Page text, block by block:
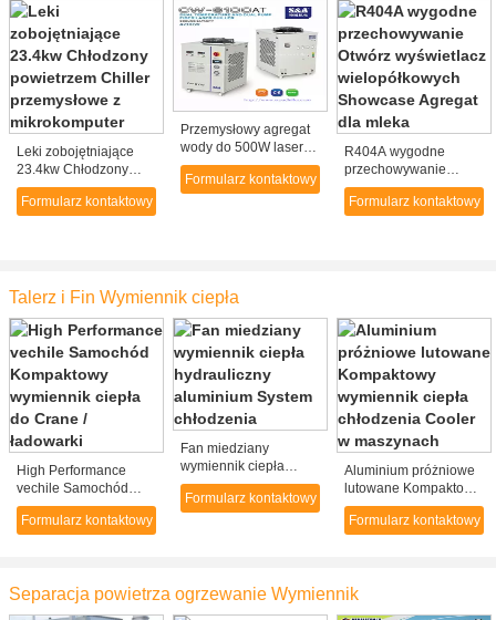
Leki zobojętniające
23.4kw Chłodzony
powietrzem Chiller
przemysłowe z
Formularz kontaktowy
Przemysłowy agregat
wody do 500W lasera
fiber CW-6100AT
Formularz kontaktowy
R404A wygodne
przechowywanie
Otwórz wyświetlacz
wielopółkowych
Formularz kontaktowy
Talerz i Fin Wymiennik ciepła
High Performance
vechile Samochód
Kompaktowy
wymiennik ciepła do
Formularz kontaktowy
Fan miedziany
wymiennik ciepła
hydrauliczny
aluminium System
Formularz kontaktowy
Aluminium próżniowe
lutowane Kompaktowy
wymiennik ciepła
chłodzenia Cooler w
Formularz kontaktowy
Separacja powietrza ogrzewanie Wymiennik